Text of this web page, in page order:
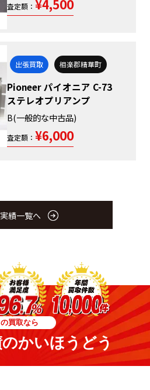
査定額： ¥4,500
出張買取 相楽郡精華町
Pioneer パイオニア C-73
ステレオプリアンプ
B(一般的な中古品)
査定額： ¥6,000
績一覧へ
の買取なら
かいほうどう